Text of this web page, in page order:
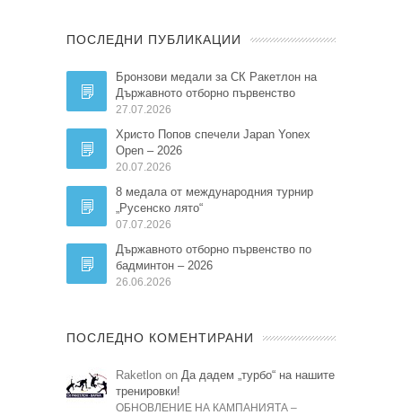
ПОСЛЕДНИ ПУБЛИКАЦИИ
Бронзови медали за СК Ракетлон на
Държавното отборно първенство
27.07.2026
Христо Попов спечели Japan Yonex
Open – 2026
20.07.2026
8 медала от международния турнир
„Русенско лято“
07.07.2026
Държавното отборно първенство по
бадминтон – 2026
26.06.2026
ПОСЛЕДНО КОМЕНТИРАНИ
Raketlon on Да дадем „турбо“ на нашите
тренировки!
ОБНОВЛЕНИЕ НА КАМПАНИЯТА –